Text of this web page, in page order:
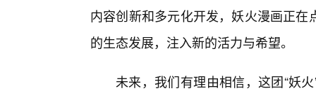
内容创新和多元化开发，妖火漫画正
的生态发展，注入新的活力与希望。
未来，我们有理由相信，这团“妖